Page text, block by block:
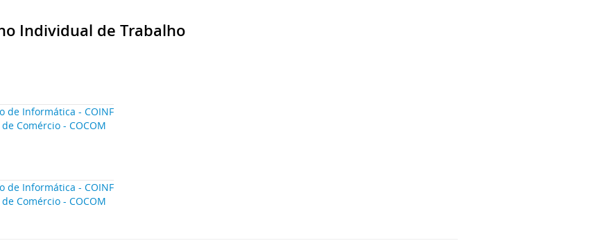
Individual de Trabalho
de Informática - COINF
Comércio - COCOM
de Informática - COINF
Comércio - COCOM